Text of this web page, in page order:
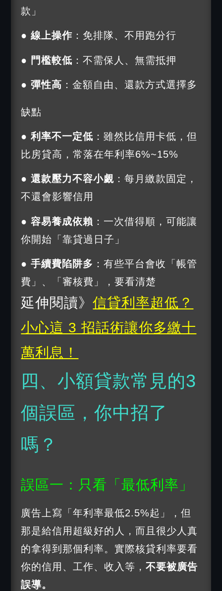
款」
● 線上操作 ：免排隊、不用跑分行
● 門檻較低 ：不需保人、無需抵押
● 彈性高 ：金額自由、還款方式選擇多
缺點
● 利率不一定低 ：雖然比信用卡低，但
比房貸高，常落在年利率6%~15%
● 還款壓力不容小覷 ：每月繳款固定，
不還會影響信用
● 容易養成依賴 ：一次借得順，可能讓
你開始「靠貸過日子」
● 手續費陷阱多 ：有些平台會收「帳管
費」、「審核費」，要看清楚
延伸閱讀》信貸利率超低？
小心這 3 招話術讓你多繳十
萬利息！
四、小額貸款常見的3
個誤區，你中招了
嗎？
誤區一：只看「最低利率」
廣告上寫「年利率最低2.5%起」，但
那是給信用超級好的人，而且很少人真
的拿得到那個利率。實際核貸利率要看
你的信用、工作、收入等，不要被廣告
誤導。